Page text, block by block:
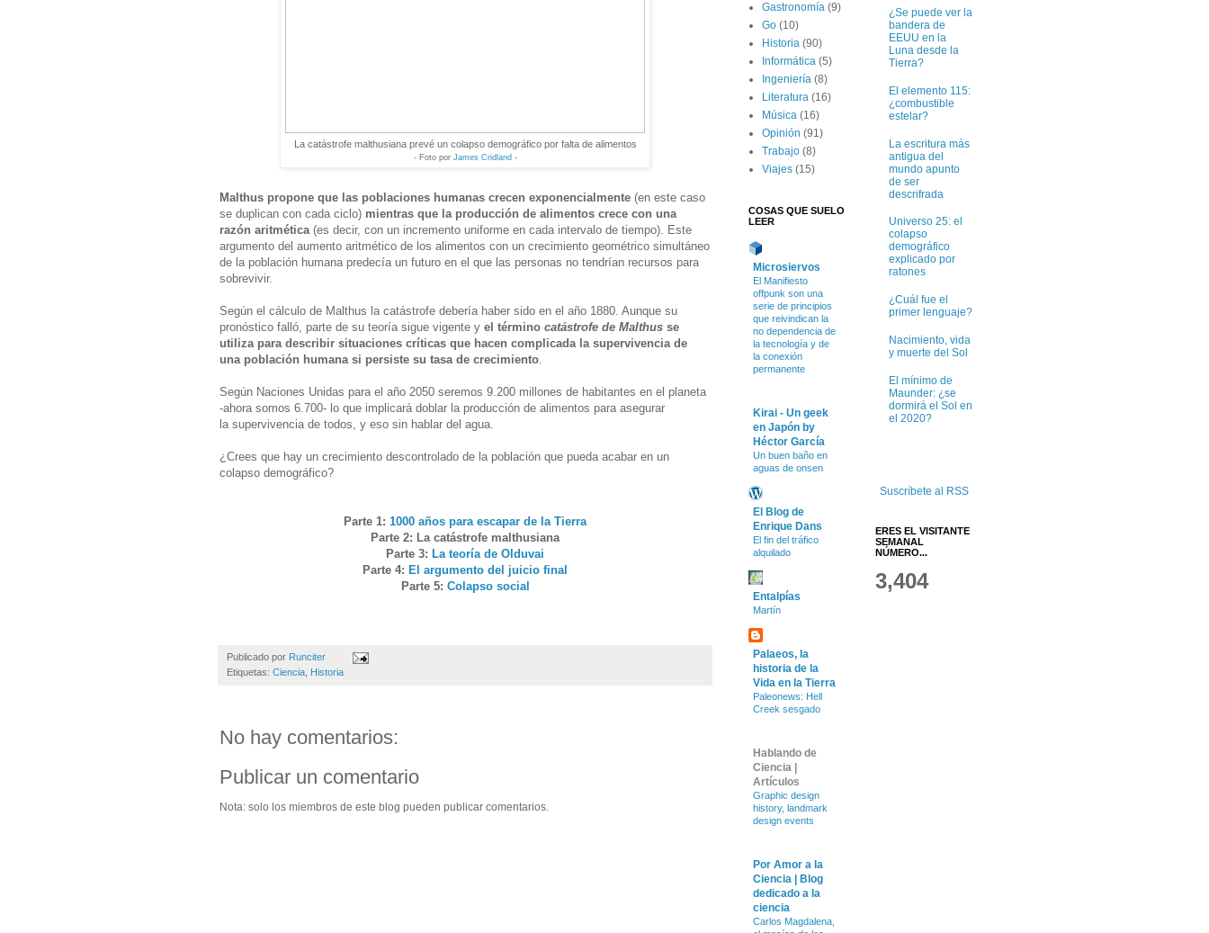
La catástrofe malthusiana prevé un colapso demográfico por falta de alimentos
- Foto por James Cridland -
Malthus propone que las poblaciones humanas crecen exponencialmente (en este caso
se duplican con cada ciclo) mientras que la producción de alimentos crece con una
razón aritmética(es decir, con un incremento uniforme en cada intervalo de tiempo). Este
argumento del aumento aritmético de los alimentos con un crecimiento geométrico simultáneo
de la población humana predecía un futuro en el que las personas no tendrían recursos para
sobrevivir.
Según el cálculo de Malthus la catástrofe debería haber sido en el año 1880. Aunque su
pronóstico falló, parte de su teoría sigue vigente y el término catástrofe de Malthus se
utiliza para describir situaciones críticas que hacen complicada la supervivencia de
una población humana si persiste su tasa de crecimiento.
Según Naciones Unidas para el año 2050 seremos 9.200 millones de habitantes en el planeta
-ahora somos 6.700- lo que implicará doblar la producción de alimentos para asegurar
la supervivencia de todos, y eso sin hablar del agua.
¿Crees que hay un crecimiento descontrolado de la población que pueda acabar en un
colapso demográfico?
Parte 1: 1000 años para escapar de la Tierra
Parte 2: La catástrofe malthusiana
Parte 3: La teoría de Olduvai
Parte 4: El argumento del juicio final
Parte 5: Colapso social
Publicado por Runciter
Etiquetas: Ciencia Historia
No hay comentarios:
Publicar un comentario
Nota: solo los miembros de este blog pueden publicar comentarios.
Gastronomía (9)
Go (10)
Historia (90)
Informática (5)
Ingeniería (8)
Literatura (16)
Música (16)
Opinión (91)
Trabajo (8)
Viajes (15)
COSAS QUE SUELO
LEER
Microsiervos
El Manifiesto
offpunk son una
serie de principios
que reivindican la
no dependencia de
la tecnología y de
la conexión
permanente
Kirai - Un geek
en Japón by
Héctor García
Un buen baño en
aguas de onsen
El Blog de
Enrique Dans
El fin del tráfico
alquilado
Entalpías
Martín
Palaeos, la
historia de la
Vida en la Tierra
Paleonews: Hell
Creek sesgado
Hablando de
Ciencia |
Artículos
Graphic design
history, landmark
design events
Por Amor a la
Ciencia | Blog
dedicado a la
ciencia
Carlos Magdalena,
¿Se puede ver la
bandera de
EEUU en la
Luna desde la
Tierra?
El elemento 115:
¿combustible
estelar?
La escritura más
antigua del
mundo apunto
de ser
descrifrada
Universo 25: el
colapso
demográfico
explicado por
ratones
¿Cuál fue el
primer lenguaje?
Nacimiento, vida
y muerte del Sol
El mínimo de
Maunder: ¿se
dormirá el Sol en
el 2020?
Suscríbete al RSS
ERES EL VISITANTE
SEMANAL
NÚMERO...
3,404